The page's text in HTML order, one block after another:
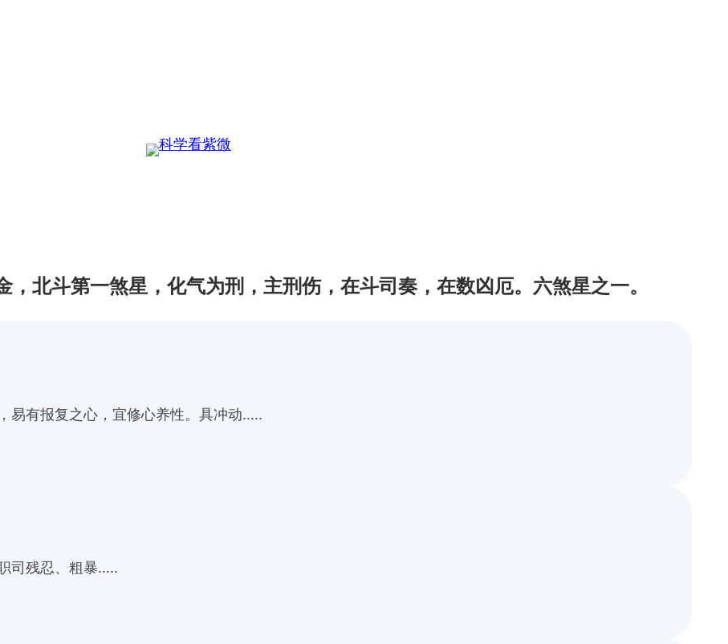
北斗第一煞星，化气为刑，主刑伤，在斗司奏，在数凶厄。六煞星之一。
易有报复之心，宜修心养性。具冲动…..
司残忍、粗暴…..